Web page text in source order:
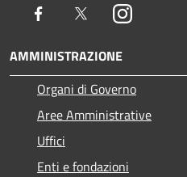
Facebook TwitterInstagram
AMMINISTRAZIONE
Organi di Governo
Aree Amministrative
Uffici
Enti e fondazioni